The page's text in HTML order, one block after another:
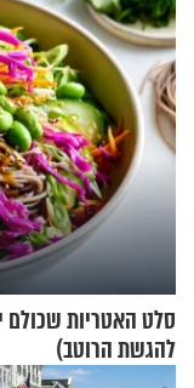
סלט האטריות
להגשת הרוטב)